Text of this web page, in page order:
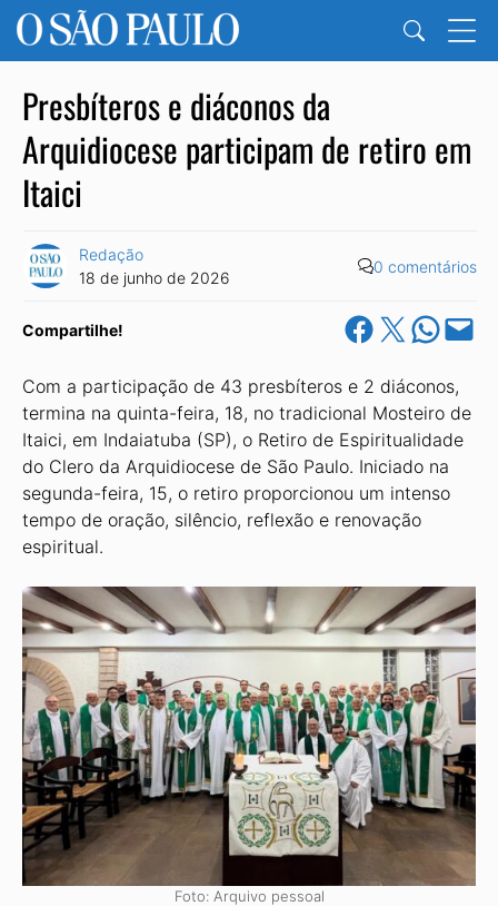
Presbíteros e diáconos da
Arquidiocese participam de retiro em
Itaici
Redação
18 de junho de 2026
0 comentários
Compartilhe! Share on Facebook
Share on X Share on
Email this
Com a participação de 43 presbíteros e 2 diáconos,
termina na quinta-feira, 18, no tradicional Mosteiro de
Itaici, em Indaiatuba (SP), o Retiro de Espiritualidade
do Clero da Arquidiocese de São Paulo. Iniciado na
segunda-feira, 15, o retiro proporcionou um intenso
tempo de oração, silêncio, reflexão e renovação
espiritual.
Foto: Arquivo pessoal